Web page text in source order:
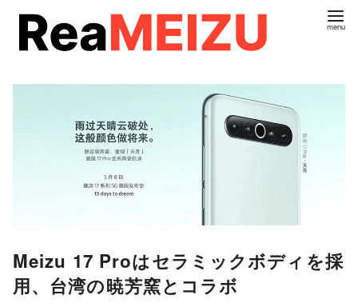
Meizu 17 Proはセラミックボディを採
用、台湾の暁芳窯とコラボ